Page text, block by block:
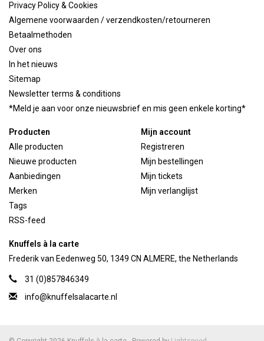
Privacy Policy & Cookies
Algemene voorwaarden / verzendkosten/retourneren
Betaalmethoden
Over ons
In het nieuws
Sitemap
Newsletter terms & conditions
*Meld je aan voor onze nieuwsbrief en mis geen enkele korting*
Producten
Alle producten
Nieuwe producten
Aanbiedingen
Merken
Tags
RSS-feed
Mijn account
Registreren
Mijn bestellingen
Mijn tickets
Mijn verlanglijst
Knuffels à la carte
Frederik van Eedenweg 50, 1349 CN ALMERE, the Netherlands
31 (0)857846349
info@knuffelsalacarte.nl